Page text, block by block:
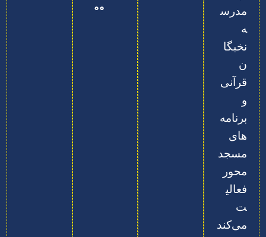
مدرس
ه
نخبگا
ن
قرآنی
و
برنامه‌
های
مسجد‌
محور
فعالی
ت
می‌کند
00